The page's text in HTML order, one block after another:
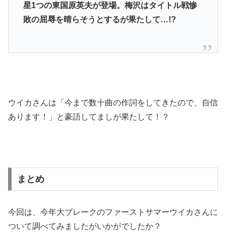
星1つの東国原英夫が登場。梅沢はタイトル戦惨
敗の屈辱を晴らそうとするが果たして…!?
ウイカさんは「今まで数十曲の作詞をしてきたので、自信
あります！」と豪語してましが果たして！？
まとめ
今回は、今年大ブレークのファーストサマーウイカさんに
ついて調べてみましたがいかがでしたか？